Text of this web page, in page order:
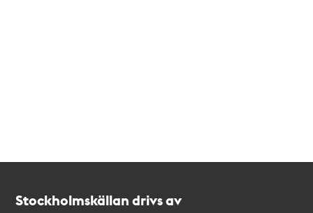
Stockholmskällan drivs av